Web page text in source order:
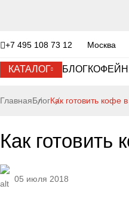
+7 495 108 73 12 Москва
КАТАЛОГ БЛОГ
ГлавнаяБлогКак готовить кофе
Как готовить
05 июля 2018